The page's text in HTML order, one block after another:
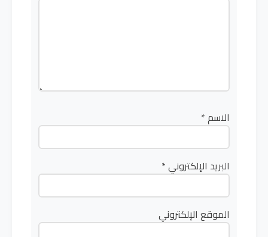
الاسم*
البريد الإلكتروني*
الموقع الإلكتروني